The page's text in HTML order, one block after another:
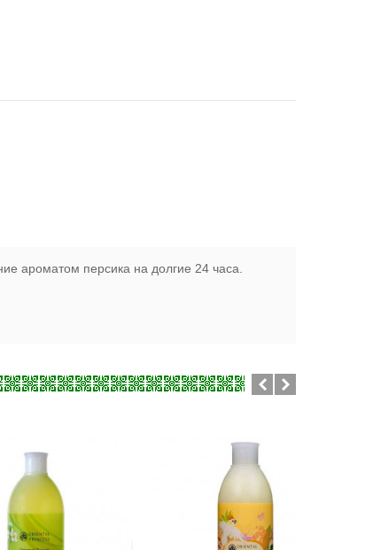
ароматом персика на долгие 24 часа.